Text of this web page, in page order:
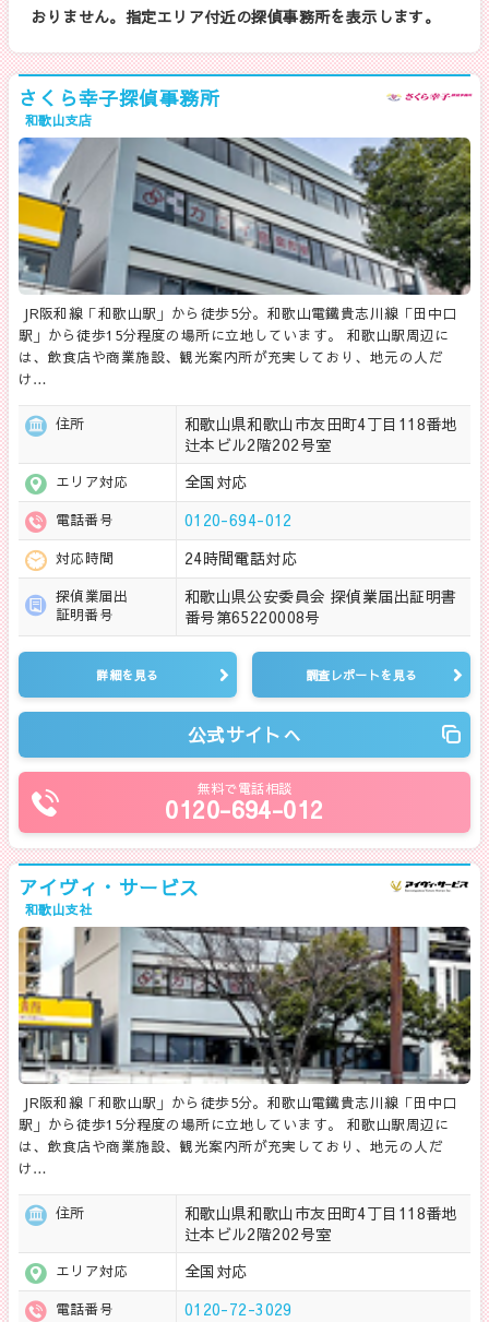
おりません。指定エリア付近の探偵事務所を表示します。
さくら幸子探偵事務所
和歌山支店
JR阪和線「和歌山駅」から徒歩5分。和歌山電鐵貴志川線「田中口
駅」から徒歩15分程度の場所に立地しています。 和歌山駅周辺に
は、飲食店や商業施設、観光案内所が充実しており、地元の人だ
け…
住所
和歌山県和歌山市友田町4丁目118番地
辻本ビル2階202号室
エリア対応 全国対応
電話番号 0120-694-012
対応時間 24時間電話対応
探偵業届出
証明番号
和歌山県公安委員会 探偵業届出証明書
番号第65220008号
詳細を見る 調査レポートを見る
公式サイトへ
無料で電話相談
0120-694-012
アイヴィ・サービス
和歌山支社
JR阪和線「和歌山駅」から徒歩5分。和歌山電鐵貴志川線「田中口
駅」から徒歩15分程度の場所に立地しています。 和歌山駅周辺に
は、飲食店や商業施設、観光案内所が充実しており、地元の人だ
け…
住所
和歌山県和歌山市友田町4丁目118番地
辻本ビル2階202号室
エリア対応 全国対応
電話番号 0120-72-3029